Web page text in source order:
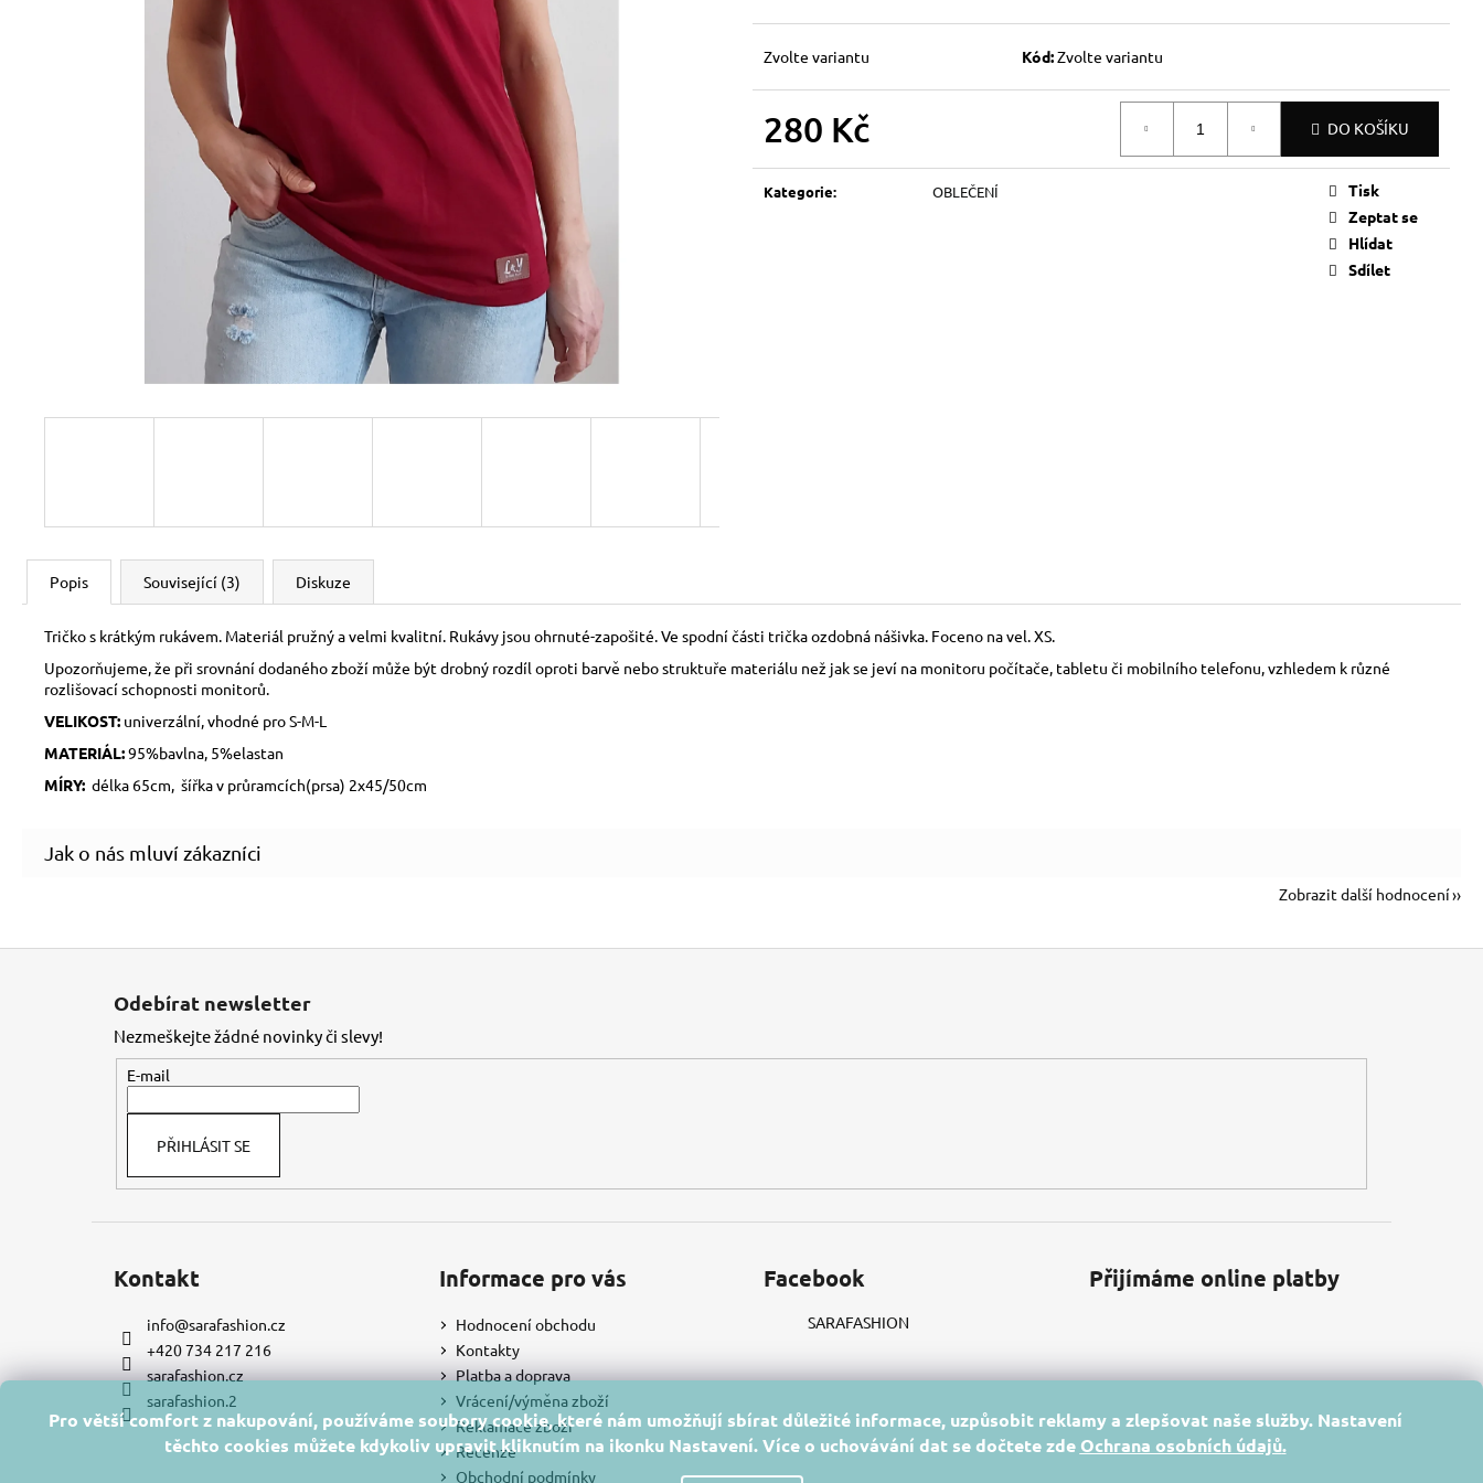
Pro větší comfort z nakupování, používáme soubory cookie, které nám umožňují sbírat důležité informace, uzpůsobit reklamy a zlepšovat naše služby. Nastavení
těchto cookies můžete kdykoliv upravit kliknutím na ikonku Nastavení. Více o uchovávání dat se dočtete zde Ochrana osobních údajů.
Zvolte variantu Kód:Zvolte variantu
280 Kč DO KOŠÍKU
Kategorie: OBLEČENÍ
Tisk
Zeptat se
Hlídat
Sdílet
Popis Související (3) Diskuze
Tričko s krátkým rukávem. Materiál pružný a velmi kvalitní. Rukávy jsou ohrnuté-zapošité. Ve spodní části trička ozdobná nášivka. Foceno na vel. XS.
Upozorňujeme, že při srovnání dodaného zboží může být drobný rozdíl oproti barvě nebo struktuře materiálu než jak se jeví na monitoru počítače, tabletu či mobilního telefonu, vzhledem k různé
rozlišovací schopnosti monitorů.
VELIKOST: univerzální, vhodné pro S-M-L
MATERIÁL:95%bavlna, 5%elastan
MÍRY: délka 65cm, šířka v průramcích(prsa) 2x45/50cm
Zobrazit další hodnocení
Odebírat newsletter
Nezmeškejte žádné novinky či slevy!
E-mail
PŘIHLÁSIT SE
Kontakt
info@sarafashion.cz
+420 734 217 216
sarafashion.cz
sarafashion.2
Informace pro vás
Hodnocení obchodu
Kontakty
Platba a doprava
Vrácení/výměna zboží
Reklamace zboží
Recenze
Obchodní podmínky
Facebook
SARAFASHION
Přijímáme online platby